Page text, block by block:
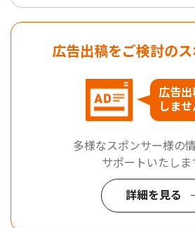
広告出稿をご検討の
広告出
しませ
多様なスポンサー様の
サポートいたしま
詳細を見る